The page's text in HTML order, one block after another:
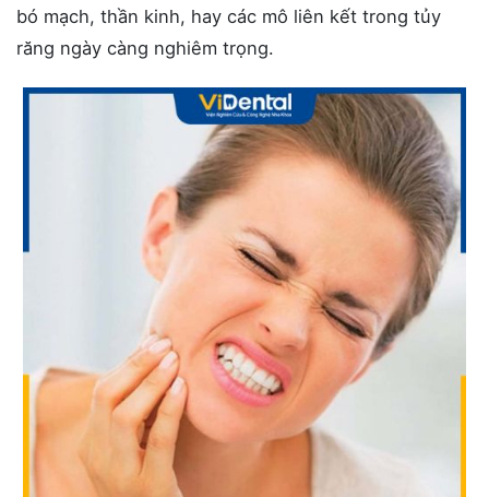
bó mạch, thần kinh, hay các mô liên kết trong tủy
răng ngày càng nghiêm trọng.